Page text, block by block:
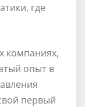
где
компаниях,
опыт в
первый